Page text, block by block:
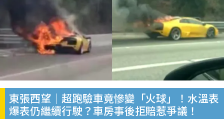
東張西望｜超跑驗車竟慘變「火球」！水溫表
爆表仍繼續行駛？車房事後拒賠惹爭議！